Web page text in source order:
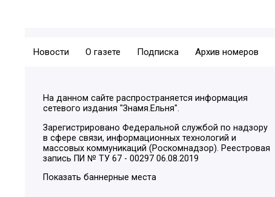
Новости О газете Подписка Архив номеров
На данном сайте распространяется информация
сетевого издания "Знамя.Ельня".
Зарегистрировано Федеральной службой по надзору
в сфере связи, информационных технологий и
массовых коммуникаций (Роскомнадзор). Реестровая
запись ПИ № ТУ 67 - 00297 06.08.2019
Показать баннерные места